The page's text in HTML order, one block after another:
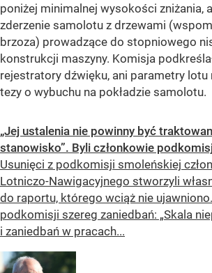
poniżej minimalnej wysokości zniżania,
zderzenie samolotu z drzewami
brzoza) prowadzące do stopniowego
konstrukcji maszyny. Komisja
rejestratory dźwięku, ani parametry lotu
tezy o wybuchu na pokładzie samolotu.
„Jej ustalenia nie powinny być
stanowisko”. Byli członkowie
Usunięci z podkomisji smoleńskiej
Lotniczo-Nawigacyjnego stworzyli
do raportu, którego wciąż nie
podkomisji szereg zaniedbań: „Skala
i zaniedbań w pracach...